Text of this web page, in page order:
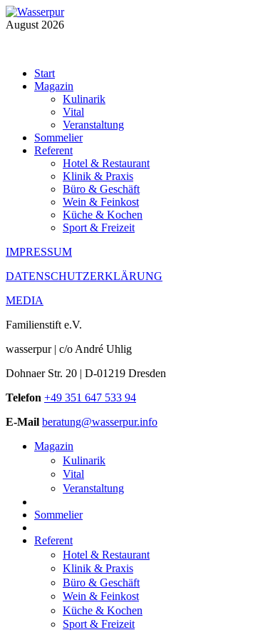
August 2026
Start
Magazin
Kulinarik
Vital
Veranstaltung
Sommelier
Referent
Hotel & Restaurant
Klinik & Praxis
Büro & Geschäft
Wein & Feinkost
Küche & Kochen
Sport & Freizeit
IMPRESSUM
DATENSCHUTZERKLÄRUNG
MEDIA
Familienstift e.V.
wasserpur | c/o André Uhlig
Dohnaer Str. 20 | D-01219 Dresden
Telefon +49 351 647 533 94
E-Mail beratung@wasserpur.info
Magazin
Kulinarik
Vital
Veranstaltung
Sommelier
Referent
Hotel & Restaurant
Klinik & Praxis
Büro & Geschäft
Wein & Feinkost
Küche & Kochen
Sport & Freizeit